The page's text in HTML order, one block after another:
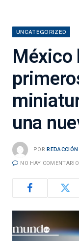
UNCATEGORIZED
México
una
POR
NO HAY